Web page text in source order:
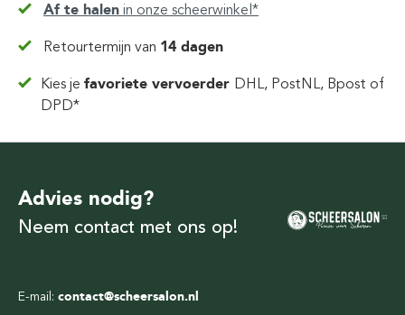
Af te halen in onze scheerwinkel*
Retourtermijn van 14 dagen
Kies jefavoriete vervoerder DHL, PostNL, Bpost of
DPD*
E-mail: contact@scheersalon.nl
Advies nodig?
Neem contact met ons op!